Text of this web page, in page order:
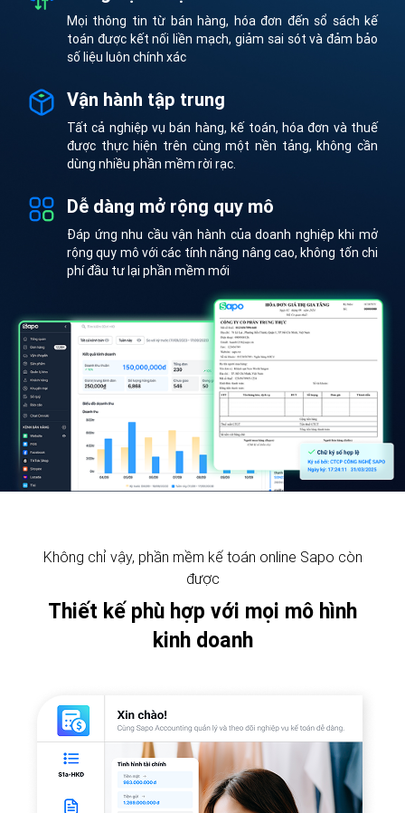
Mọi thông tin từ bán hàng, hóa đơn đến sổ sách kế
toán được kết nối liền mạch, giảm sai sót và đảm bảo
số liệu luôn chính xác
Vận hành tập trung
Tất cả nghiệp vụ bán hàng, kế toán, hóa đơn và thuế
được thực hiện trên cùng một nền tảng, không cần
dùng nhiều phần mềm rời rạc.
Dễ dàng mở rộng quy mô
Đáp ứng nhu cầu vận hành của doanh nghiệp khi mở
rộng quy mô với các tính năng nâng cao, không tốn chi
phí đầu tư lại phần mềm mới
Không chỉ vậy, phần mềm kế toán online Sapo còn
được
Thiết kế phù hợp với mọi mô hình
kinh doanh